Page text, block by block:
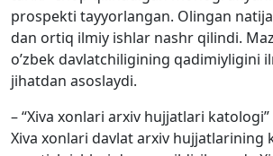
prospekti tayyorlangan. Olingan
dan ortiq ilmiy ishlar nashr qilindi.
o’zbek davlatchiligining qadimiyligini
jihatdan asoslaydi.
– “Xiva xonlari arxiv hujjatlari katologi”
Xiva xonlari davlat arxiv hujjatlarining